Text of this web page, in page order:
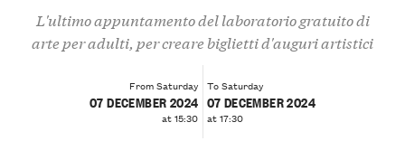
L'ultimo appuntamento del laboratorio gratuito di
arte per adulti, per creare biglietti d'auguri artistici
From Saturday
07 DECEMBER 2024
at 15:30
To Saturday
07 DECEMBER 2024
at 17:30